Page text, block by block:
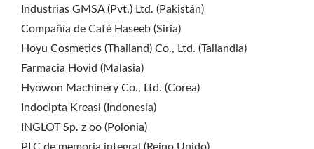
Industrias GMSA (Pvt.) Ltd. (Pakistán)
Compañía de Café Haseeb (Siria)
Hoyu Cosmetics (Thailand) Co., Ltd. (Tailandia)
Farmacia Hovid (Malasia)
Hyowon Machinery Co., Ltd. (Corea)
Indocipta Kreasi (Indonesia)
INGLOT Sp. z oo (Polonia)